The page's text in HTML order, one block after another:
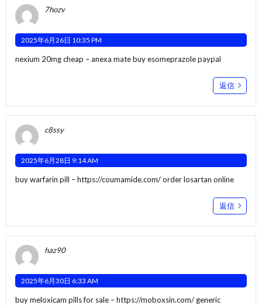
7hozv
2025年6月26日 10:35 PM
nexium 20mg cheap –anexa matebuy esomeprazole paypal
返信
c8ssy
2025年6月28日 9:14 AM
buy warfarin pill –https://coumamide.com/order losartan online
返信
haz90
2025年6月30日 6:33 AM
buy meloxicam pills for sale –https://moboxsin.com/ generic